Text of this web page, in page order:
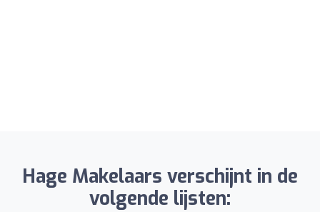
Hage Makelaars verschijnt in de
volgende lijsten: